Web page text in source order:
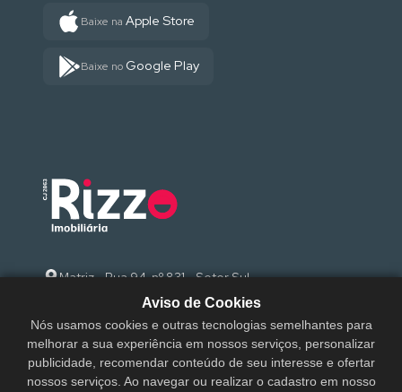
Matriz - Rua 94, nº 831 - Setor Sul
sac@rizzoimobiliaria.com.br
Baixe na Apple Store
Baixe no Google Play
Aviso de Cookies
Nós usamos cookies e outras tecnologias semelhantes para
melhorar a sua experiência em nossos serviços, personalizar
publicidade, recomendar conteúdo de seu interesse e ofertar
nossos serviços. Ao navegar ou realizar o cadastro em nosso